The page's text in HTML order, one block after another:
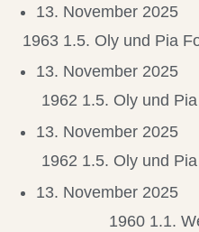
13. November 2025
1963 1.5. Oly und Pia
13. November 2025
1962 1.5. Oly und
13. November 2025
1962 1.5. Oly und
13. November 2025
1960 1.1.